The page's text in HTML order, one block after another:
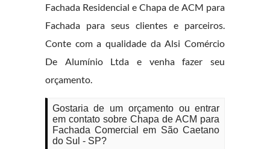
Fachada Residencial e Chapa de ACM para
Fachada para seus clientes e parceiros.
Conte com a qualidade da Alsi Comércio
De Alumínio Ltda e venha fazer seu
orçamento.
Gostaria de um orçamento ou entrar
em contato sobre Chapa de ACM para
Fachada Comercial em São Caetano
do Sul - SP?